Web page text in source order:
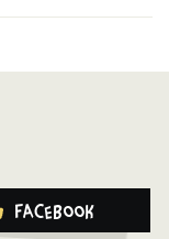
Facebook